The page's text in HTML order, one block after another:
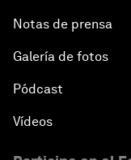
Notas de prensa
Galería de fotos
Pódcast
Vídeos